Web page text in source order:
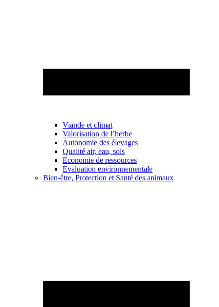
Viande et climat
Valorisation de l’herbe
Autonomie des élevages
Qualité air, eau, sols
Economie de ressources
Evaluation environnementale
Bien-être, Protection et Santé des animaux